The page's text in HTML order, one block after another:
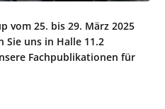
vom 25. bis 29. März 2025
Sie uns in Halle 11.2
Fachpublikationen für